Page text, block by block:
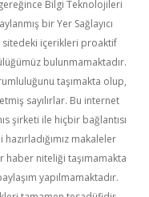
Bilgi Teknolojileri
bir Yer Sağlayıcı
içerikleri proaktif
bulunmamaktadır.
taşımakta olup,
sayılırlar. Bu internet
şirketi ile hiçbir bağlantısı
makaleler
haber niteliği taşımamakta
yapılmamaktadır.